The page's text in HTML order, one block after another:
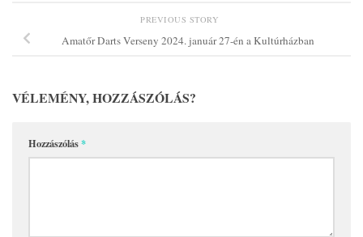
PREVIOUS STORY
Amatőr Darts Verseny 2024. január 27-én a Kultúrházban
VÉLEMÉNY, HOZZÁSZÓLÁS?
Hozzászólás*